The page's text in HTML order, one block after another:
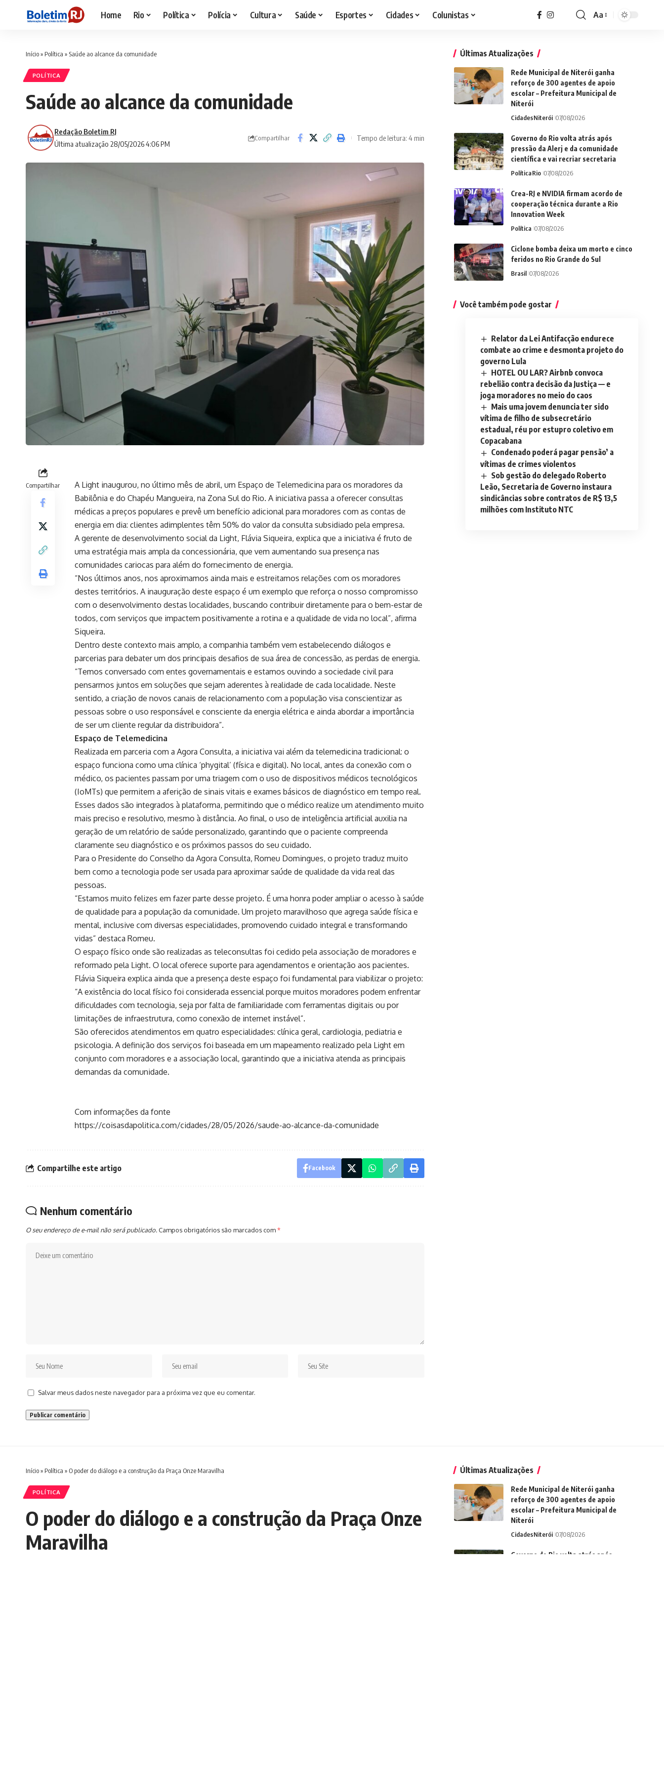
Home Rio Política Polícia Cultura Saúde Esportes Cidades Colunistas
Font
Aa
Início» Política » Saúde ao alcance da comunidade
POLÍTICA
Saúde ao alcance da comunidade
Última atualização 28/05/2026 4:06 PM
Redação Boletim RJ
Compartilhar Tempo de leitura: 4 min
Compartilhar
A Light inaugurou, no último mês de abril, um Espaço de Telemedicina para os moradores da
Babilônia e do Chapéu Mangueira, na Zona Sul do Rio. A iniciativa passa a oferecer consultas
médicas a preços populares e prevê um benefício adicional para moradores com as contas de
energia em dia: clientes adimplentes têm 50% do valor da consulta subsidiado pela empresa.
A gerente de desenvolvimento social da Light, Flávia Siqueira, explica que a iniciativa é fruto de
uma estratégia mais ampla da concessionária, que vem aumentando sua presença nas
comunidades cariocas para além do fornecimento de energia.
“Nos últimos anos, nos aproximamos ainda mais e estreitamos relações com os moradores
destes territórios. A inauguração deste espaço é um exemplo que reforça o nosso compromisso
com o desenvolvimento destas localidades, buscando contribuir diretamente para o bem-estar de
todos, com serviços que impactem positivamente a rotina e a qualidade de vida no local”, afirma
Siqueira.
Dentro deste contexto mais amplo, a companhia também vem estabelecendo diálogos e
parcerias para debater um dos principais desafios de sua área de concessão, as perdas de energia.
“Temos conversado com entes governamentais e estamos ouvindo a sociedade civil para
pensarmos juntos em soluções que sejam aderentes à realidade de cada localidade. Neste
sentido, a criação de novos canais de relacionamento com a população visa conscientizar as
pessoas sobre o uso responsável e consciente da energia elétrica e ainda abordar a importância
de ser um cliente regular da distribuidora”.
Espaço de Telemedicina
Realizada em parceria com a Agora Consulta, a iniciativa vai além da telemedicina tradicional: o
espaço funciona como uma clínica ‘phygital’ (física e digital). No local, antes da conexão com o
médico, os pacientes passam por uma triagem com o uso de dispositivos médicos tecnológicos
(IoMTs) que permitem a aferição de sinais vitais e exames básicos de diagnóstico em tempo real.
Esses dados são integrados à plataforma, permitindo que o médico realize um atendimento muito
mais preciso e resolutivo, mesmo à distância. Ao final, o uso de inteligência artificial auxilia na
geração de um relatório de saúde personalizado, garantindo que o paciente compreenda
claramente seu diagnóstico e os próximos passos do seu cuidado.
Para o Presidente do Conselho da Agora Consulta, Romeu Domingues, o projeto traduz muito
bem como a tecnologia pode ser usada para aproximar saúde de qualidade da vida real das
pessoas.
“Estamos muito felizes em fazer parte desse projeto. É uma honra poder ampliar o acesso à saúde
de qualidade para a população da comunidade. Um projeto maravilhoso que agrega saúde física e
mental, inclusive com diversas especialidades, promovendo cuidado integral e transformando
vidas” destaca Romeu.
O espaço físico onde são realizadas as teleconsultas foi cedido pela associação de moradores e
reformado pela Light. O local oferece suporte para agendamentos e orientação aos pacientes.
Flávia Siqueira explica ainda que a presença deste espaço foi fundamental para viabilizar o projeto:
“A existência do local físico foi considerada essencial porque muitos moradores podem enfrentar
dificuldades com tecnologia, seja por falta de familiaridade com ferramentas digitais ou por
limitações de infraestrutura, como conexão de internet instável”.
São oferecidos atendimentos em quatro especialidades: clínica geral, cardiologia, pediatria e
psicologia. A definição dos serviços foi baseada em um mapeamento realizado pela Light em
conjunto com moradores e a associação local, garantindo que a iniciativa atenda as principais
demandas da comunidade.
Com informações da fonte
https://coisasdapolitica.com/cidades/28/05/2026/saude-ao-alcance-da-comunidade
Compartilhe este artigo Facebook
Nenhum comentário
O seu endereço de e-mail não será publicado. Campos obrigatórios são marcados com*
Salvar meus dados neste navegador para a próxima vez que eu comentar.
Últimas Atualizações
Rede Municipal de Niterói ganha
reforço de 300 agentes de apoio
escolar – Prefeitura Municipal de
Niterói
CidadesNiterói 07/08/2026
Governo do Rio volta atrás após
pressão da Alerj e da comunidade
científica e vai recriar secretaria
PolíticaRio 07/08/2026
Crea-RJ e NVIDIA firmam acordo de
cooperação técnica durante a Rio
Innovation Week
Política 07/08/2026
Ciclone bomba deixa um morto e cinco
feridos no Rio Grande do Sul
Brasil 07/08/2026
Você também pode gostar
Relator da Lei Antifacção endurece
combate ao crime e desmonta projeto do
governo Lula
HOTEL OU LAR? Airbnb convoca
rebelião contra decisão da Justiça — e
joga moradores no meio do caos
Mais uma jovem denuncia ter sido
vítima de filho de subsecretário
estadual, réu por estupro coletivo em
Copacabana
Condenado poderá pagar pensão’ a
vítimas de crimes violentos
Sob gestão do delegado Roberto
Leão, Secretaria de Governo instaura
sindicâncias sobre contratos de R$ 13,5
milhões com Instituto NTC
Início» Política » O poder do diálogo e a construção da Praça Onze Maravilha
POLÍTICA
O poder do diálogo e a construção da Praça Onze
Maravilha
Últimas Atualizações
Rede Municipal de Niterói ganha
reforço de 300 agentes de apoio
escolar – Prefeitura Municipal de
Niterói
CidadesNiterói 07/08/2026
Governo do Rio volta atrás após